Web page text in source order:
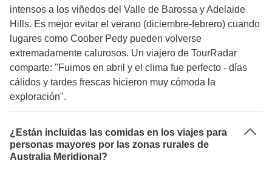
intensos a los viñedos del Valle de Barossa y Adelaide
Hills. Es mejor evitar el verano (diciembre-febrero) cuando
lugares como Coober Pedy pueden volverse
extremadamente calurosos. Un viajero de TourRadar
comparte: "Fuimos en abril y el clima fue perfecto - días
cálidos y tardes frescas hicieron muy cómoda la
exploración".
¿Están incluidas las comidas en los viajes para
personas mayores por las zonas rurales de
Australia Meridional?